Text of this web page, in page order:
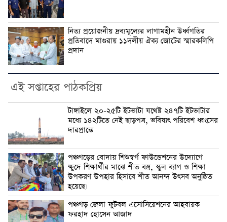
নিত্য প্রয়োজনীয় দ্রব্যমূল্যের লাগামহীন উর্ধ্বগতির
প্রতিবাদে মাগুরায় ১১দলীয় ঐক্য জোটের স্মারকলিপি
প্রদান
এই সপ্তাহের পাঠকপ্রিয়
টাঙ্গাইলে ২০-২৫টি ইটভাটা যথেষ্ট ২৪৭টি ইটভাটার
মধ্যে ১৪২টিতে নেই ছাড়পত্র, ভবিষ্যৎ পরিবেশ ধ্বংসের
দারপ্রান্তে
পঞ্চগড়ের বোদায় শিশুস্বর্গ ফাউন্ডেশনের উদ্যোগে
ক্ষুদে শিক্ষার্থীর মাঝে শীত বস্ত্র, স্কুল ব্যাগ ও শিক্ষা
উপকরণ উপহার হিসাবে শীত আনন্দ উৎসব অনুষ্ঠিত
হয়েছে।
পঞ্চগড় জেলা ফুটবল এসোসিয়েশনের আহবায়ক
ফরহাদ হোসেন আজাদ